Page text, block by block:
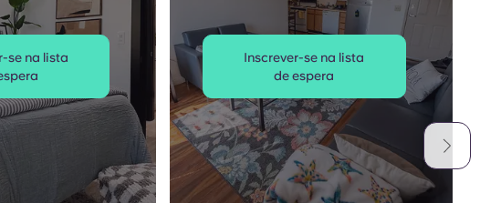
se na lista
Inscrever-se na lista
de espera